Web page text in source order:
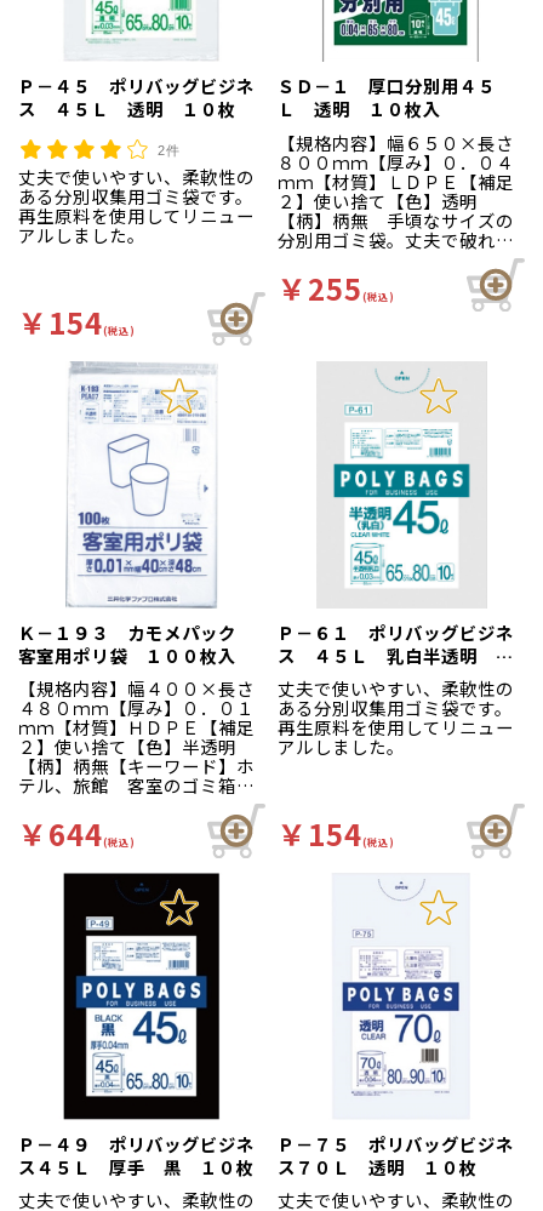
Ｐ－４５ ポリバッグビジネ
ス ４５Ｌ 透明 １０枚
2件
丈夫で使いやすい、柔軟性の
ある分別収集用ゴミ袋です。
再生原料を使用してリニュー
アルしました。
￥154(税込)
ＳＤ－１ 厚口分別用４５
Ｌ 透明 １０枚入
【規格内容】幅６５０×長さ
８００ｍｍ【厚み】０．０４
ｍｍ【材質】ＬＤＰＥ【補足
２】使い捨て【色】透明
【柄】柄無 手頃なサイズの
分別用ゴミ袋。丈夫で破れに
くい厚口タイプです。
￥255(税込)
Ｋ－１９３ カモメパック
客室用ポリ袋 １００枚入
【規格内容】幅４００×長さ
４８０ｍｍ【厚み】０．０１
ｍｍ【材質】ＨＤＰＥ【補足
２】使い捨て【色】半透明
【柄】柄無【キーワード】ホ
テル、旅館 客室のゴミ箱に
す。
￥644(税込)
Ｐ－６１ ポリバッグビジネ
ス ４５Ｌ 乳白半透明 １
０枚
丈夫で使いやすい、柔軟性の
ある分別収集用ゴミ袋です。
再生原料を使用してリニュー
アルしました。
￥154(税込)
Ｐ－４９ ポリバッグビジネ
ス４５Ｌ 厚手 黒 １０枚
丈夫で使いやすい、柔軟性の
Ｐ－７５ ポリバッグビジネ
ス７０Ｌ 透明 １０枚
丈夫で使いやすい、柔軟性の